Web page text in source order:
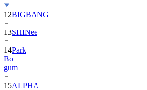
13SHINee
14Park
Bo-
gum
15ALPHA
DRIVE
ONE)1